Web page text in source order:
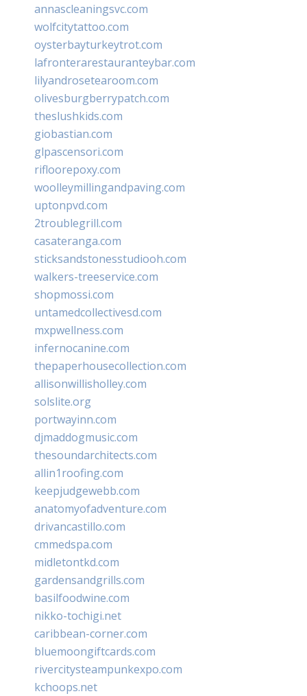
annascleaningsvc.com
wolfcitytattoo.com
oysterbayturkeytrot.com
lafronterarestauranteybar.com
lilyandrosetearoom.com
olivesburgberrypatch.com
theslushkids.com
giobastian.com
glpascensori.com
rifloorepoxy.com
woolleymillingandpaving.com
uptonpvd.com
2troublegrill.com
casateranga.com
sticksandstonesstudiooh.com
walkers-treeservice.com
shopmossi.com
untamedcollectivesd.com
mxpwellness.com
infernocanine.com
thepaperhousecollection.com
allisonwillisholley.com
solslite.org
portwayinn.com
djmaddogmusic.com
thesoundarchitects.com
allin1roofing.com
keepjudgewebb.com
anatomyofadventure.com
drivancastillo.com
cmmedspa.com
midletontkd.com
gardensandgrills.com
basilfoodwine.com
nikko-tochigi.net
caribbean-corner.com
bluemoongiftcards.com
rivercitysteampunkexpo.com
kchoops.net